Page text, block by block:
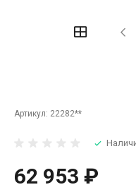
Артикул: 22282**
62 953 ₽